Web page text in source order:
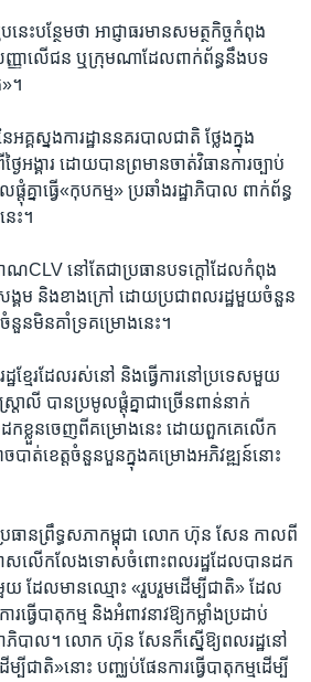
េះ​បន្ថែម​ថា ​អាជ្ញាធរ​មាន​សមត្ថ​កិច្ច​កំពុង​
ញ្ញា​លើ​ជន ​ឬ​ក្រុម​ណា​ដែល​ពាក់ព័ន្ធ​នឹង​បទ​
។​
គ្គស្នង​ការដ្ឋាន​នគរបាល​ជាតិ ​ថ្លែង​ក្នុង​
អង្គារ​ ដោយ​បាន​ព្រមាន​ចាត់​វិធាន​ការ​ច្បាប់​
នា​ធ្វើ​«កុបកម្ម»​ ប្រឆាំង​រដ្ឋា​ភិបាល​ ពាក់ព័ន្ធ​
េះ។​
ណ​CLV​ នៅ​តែ​ជា​ប្រធាន​បទ​ក្តៅ​ដែល​កំពុង​
ង្គម ​និង​ខាង​ក្រៅ​ ដោយ​ប្រជា​ពលរដ្ឋ​មួយ​ចំនួន​
នួន​មិន​គាំទ្រ​គម្រោង​នេះ។​
ឋ​ខ្មែរ​ដែល​រស់​នៅ ​និង​ធ្វើការ​នៅ​ប្រទេស​មួយ​
ាលី​ បាន​ប្រមូល​ផ្តុំ​គ្នា​ជា​ច្រើន​ពាន់​នាក់
ា​ដក​ខ្លួន​ចេញ​ពី​គម្រោង​នេះ​ ដោយ​ពួកគេ​លើក​
ាច​បាត់​ខេត្ត​ចំនួន​បួន​ក្នុង​គម្រោង​អភិវឌ្ឍន៍​នោះ​
រធាន​ព្រឹទ្ធ​សភា​កម្ពុជា​ លោក ​ហ៊ុន សែន​ កាលពី​
ាស​លើក​លែង​ទោស​ចំពោះ​ពលរដ្ឋ​ដែល​បាន​ដក​
យ ​ដែល​មាន​ឈ្មោះ ​«រួបរួម​ដើម្បី​ជាតិ» ​ដែល​
វើ​បាតុកម្ម​ និង​អំពាវនាវឱ្យ​កម្លាំង​ប្រដាប់​
ាភិបាល។​ លោក​ ហ៊ុន សែន​ក៏​ស្នើ​ឱ្យ​ពលរដ្ឋ​នៅ​
ម្បី​ជាតិ»​នោះ ​បញ្ឈប់​ផែន​ការ​ធ្វើ​បាតុកម្ម​ដើម្បី​